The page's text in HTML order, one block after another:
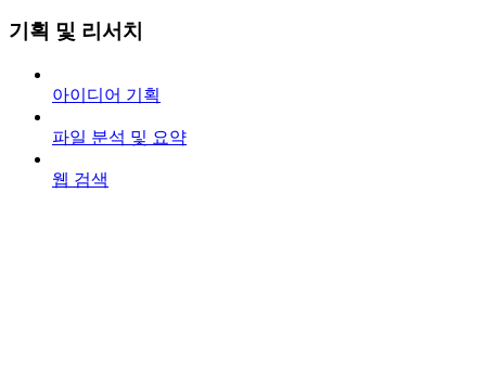
기획 및 리서치
아이디어 기획
파일 분석 및 요약
웹 검색